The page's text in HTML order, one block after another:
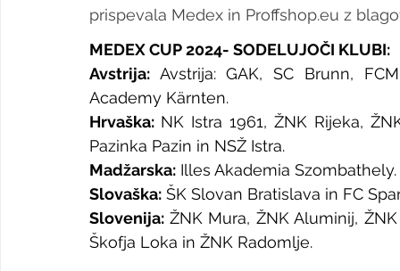
prispevala Medex in Proffshop.eu z
MEDEX CUP 2024- SODELUJOČI KLUBI:
Avstrija: Avstrija: GAK, SC Brunn,
Academy Kärnten.
Hrvaška: NK Istra 1961, ŽNK Rijeka,
Pazinka Pazin in NSŽ Istra.
Madžarska: Illes Akademia Szombathely.
Slovaška: ŠK Slovan Bratislava in FC
Slovenija: ŽNK Mura, ŽNK Aluminij,
Škofja Loka in ŽNK Radomlje.